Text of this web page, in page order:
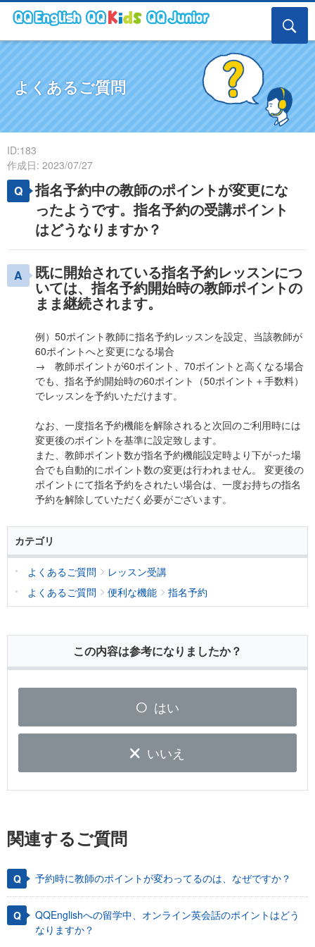
よくあるご質問
ID:183
作成日: 2023/07/27
指名予約中の教師のポイントが変更にな
ったようです。指名予約の受講ポイント
はどうなりますか？
既に開始されている指名予約レッスンにつ
いては、指名予約開始時の教師ポイントの
まま継続されます。
例）50ポイント教師に指名予約レッスンを設定、当該教師が
60ポイントへと変更になる場合
→ 教師ポイントが60ポイント、70ポイントと高くなる場合
でも、指名予約開始時の60ポイント（50ポイント＋手数料）
でレッスンを予約いただけます。
なお、一度指名予約機能を解除されると次回のご利用時には
変更後のポイントを基準に設定致します。
また、教師ポイント数が指名予約機能設定時より下がった場
合でも自動的にポイント数の変更は行われません。 変更後の
ポイントにて指名予約をされたい場合は、一度お持ちの指名
予約を解除していただく必要がございます。
カテゴリ
よくあるご質問
レッスン受講
よくあるご質問
便利な機能 指名予約
この内容は参考になりましたか？
はい
いいえ
関連するご質問
予約時に教師のポイントが変わってるのは、なぜですか？
QQEnglishへの留学中、オンライン英会話のポイントはどう
なりますか？